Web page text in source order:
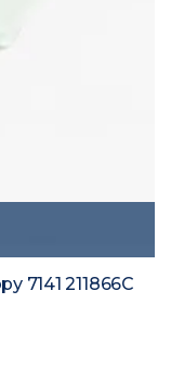
7141 211866C